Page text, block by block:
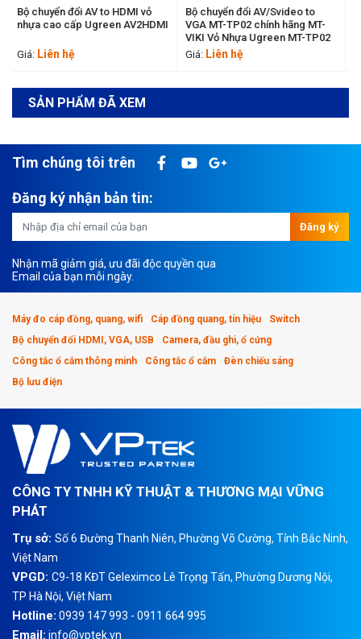
Bộ chuyển đổi AV/Svideo to
VGA MT-TP02 chính hãng MT-
Giá: Liên hệ
Bộ chuyển đổi AV to HDMI chính
hãng Ugreen 40225 cao cấp
Ugreen 40225
Giá: Liên hệ
SẢN PHẨM ĐÃ XEM
Tìm chúng tôi trên
Đăng ký nhận bản tin:
Đăng ký
Nhận mã giảm giá, ưu đãi độc quyền qua
Email của bạn mỗi ngày.
Máy đo cáp đồng, quang, wifi Cáp đồng quang, tín hiệu
Switch
Bộ chuyển đổi HDMI, VGA, USB
Camera, đầu ghi, ổ cứng
Công tắc ổ cắm thông minh
Công tắc ổ cắm
Đèn chiếu sáng
Bộ lưu điện
CÔNG TY TNHH KỸ THUẬT & THƯƠNG MẠI VỮNG
PHÁT
Trụ sở: Số 6 Đường Thanh Niên, Phường Võ Cường, Tỉnh Bắc Ninh,
Việt Nam
VPGD: C9-18 KĐT Geleximco Lê Trọng Tấn, Phường Dương Nội,
TP Hà Nội, Việt Nam
Hotline: 0939 147 993 - 0911 664 995
Email: info@vptek.vn